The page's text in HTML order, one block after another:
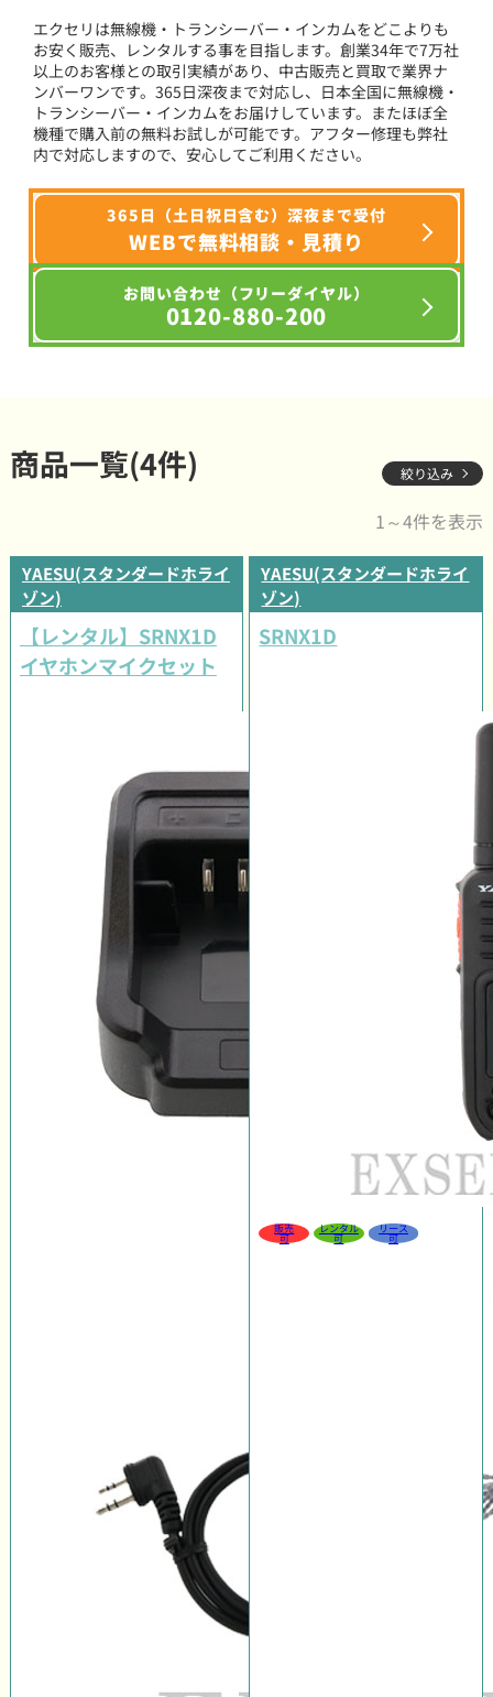
エクセリは無線機・トランシーバー・インカムをどこよりも
お安く販売、レンタルする事を目指します。創業34年で7万社
以上のお客様との取引実績があり、中古販売と買取で業界ナ
ンバーワンです。365日深夜まで対応し、日本全国に無線機・
トランシーバー・インカムをお届けしています。またほぼ全
機種で購入前の無料お試しが可能です。アフター修理も弊社
内で対応しますので、安心してご利用ください。
365日（土日祝日含む）深夜まで受付
WEBで無料相談・見積り
お問い合わせ（フリーダイヤル）
0120-880-200
商品一覧(4件) 絞り込み
1～4件を表示
YAESU(スタンダードホライ
ゾン)
【レンタル】SRNX1D
イヤホンマイクセット
YAESU(スタンダードホライ
ゾン)
SRNX1D
販売
可
レンタル
可
リース
可